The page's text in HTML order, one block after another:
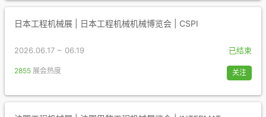
日本工程机械展 | 日本工程机械机械博览会 | CSPI
2026.06.17 ~ 06.19 已结束
2855 展会热度 关注